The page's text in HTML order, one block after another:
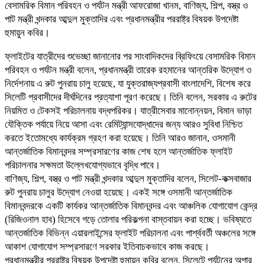
বেসামরিক বিমান পরিবহন ও পর্যটন মন্ত্রী আফরোজা খানম, বাণিজ্য, শিল্প, বস্ত্র ও
পাট মন্ত্রী খন্দকার আব্দুল মুক্তাদির এবং প্রধানমন্ত্রীর পররাষ্ট্র বিষয়ক উপদেষ্টা
হুমায়ুন কবির।
ফ্লাইটের যাত্রীদের শুভেচ্ছা জানানোর পর সাংবাদিকদের ব্রিফিংয়ে বেসামরিক বিমান
পরিবহন ও পর্যটন মন্ত্রী বলেন, প্রধানমন্ত্রী তারেক রহমানের আন্তরিক উদ্যোগ ও
নির্দেশনায় এ রুট পুনরায় চালু হয়েছে, যা যুক্তরাজ্যপ্রবাসী বাংলাদেশি, বিশেষ করে
সিলেটি প্রবাসীদের দীর্ঘদিনের প্রত্যাশা পূরণ করেছে। তিনি বলেন, সরকার এ রুটের
নিয়মিত ও টেকসই পরিচালনায় বদ্ধপরিকর। যাত্রীসেবার মানোন্নয়ন, বিমান ভাড়া
যৌক্তিক পর্যায়ে নিয়ে আসা এবং রেমিট্যান্সযোদ্ধাদের জন্য আরও সুবিধা নিশ্চিত
করতে ইতোমধ্যে কার্যক্রম গ্রহণ করা হয়েছে। তিনি আরও জানান, ওসমানী
আন্তর্জাতিক বিমানবন্দর সম্প্রসারণের কাজ শেষ হলে আন্তর্জাতিক ফ্লাইট
পরিচালনার সক্ষমতা উল্লেখযোগ্যভাবে বৃদ্ধি পাবে।
বাণিজ্য, শিল্প, বস্ত্র ও পাট মন্ত্রী খন্দকার আব্দুল মুক্তাদির বলেন, সিলেট-কক্সবাজার
রুট পুনরায় চালুর উদ্যোগ নেওয়া হয়েছে। একই সঙ্গে ওসমানী আন্তর্জাতিক
বিমানবন্দরকে একটি কার্যকর আন্তর্জাতিক বিমানবন্দর এবং আঞ্চলিক যোগাযোগ কেন্দ্র
(রিজিওনাল হাব) হিসেবে গড়ে তোলার পরিকল্পনা বাস্তবায়ন করা হচ্ছে। ভবিষ্যতে
আন্তর্জাতিক বিভিন্ন এয়ারলাইন্সের ফ্লাইট পরিচালনা এবং পার্শ্ববর্তী অঞ্চলের সঙ্গে
আকাশ যোগাযোগ সম্প্রসারণে সরকার ইতিবাচকভাবে কাজ করছে।
প্রধানমন্ত্রীর পররাষ্ট্র বিষয়ক উপদেষ্টা হুমায়ুন কবির বলেন, সিলেটে পর্যটনের অপার